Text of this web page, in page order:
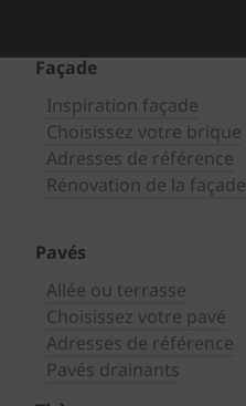
Façade
Inspiration façade
Choisissez votre brique
Adresses de référence
Rénovation de la façade
Pavés
Allée ou terrasse
Choisissez votre pavé
Adresses de référence
Pavés drainants